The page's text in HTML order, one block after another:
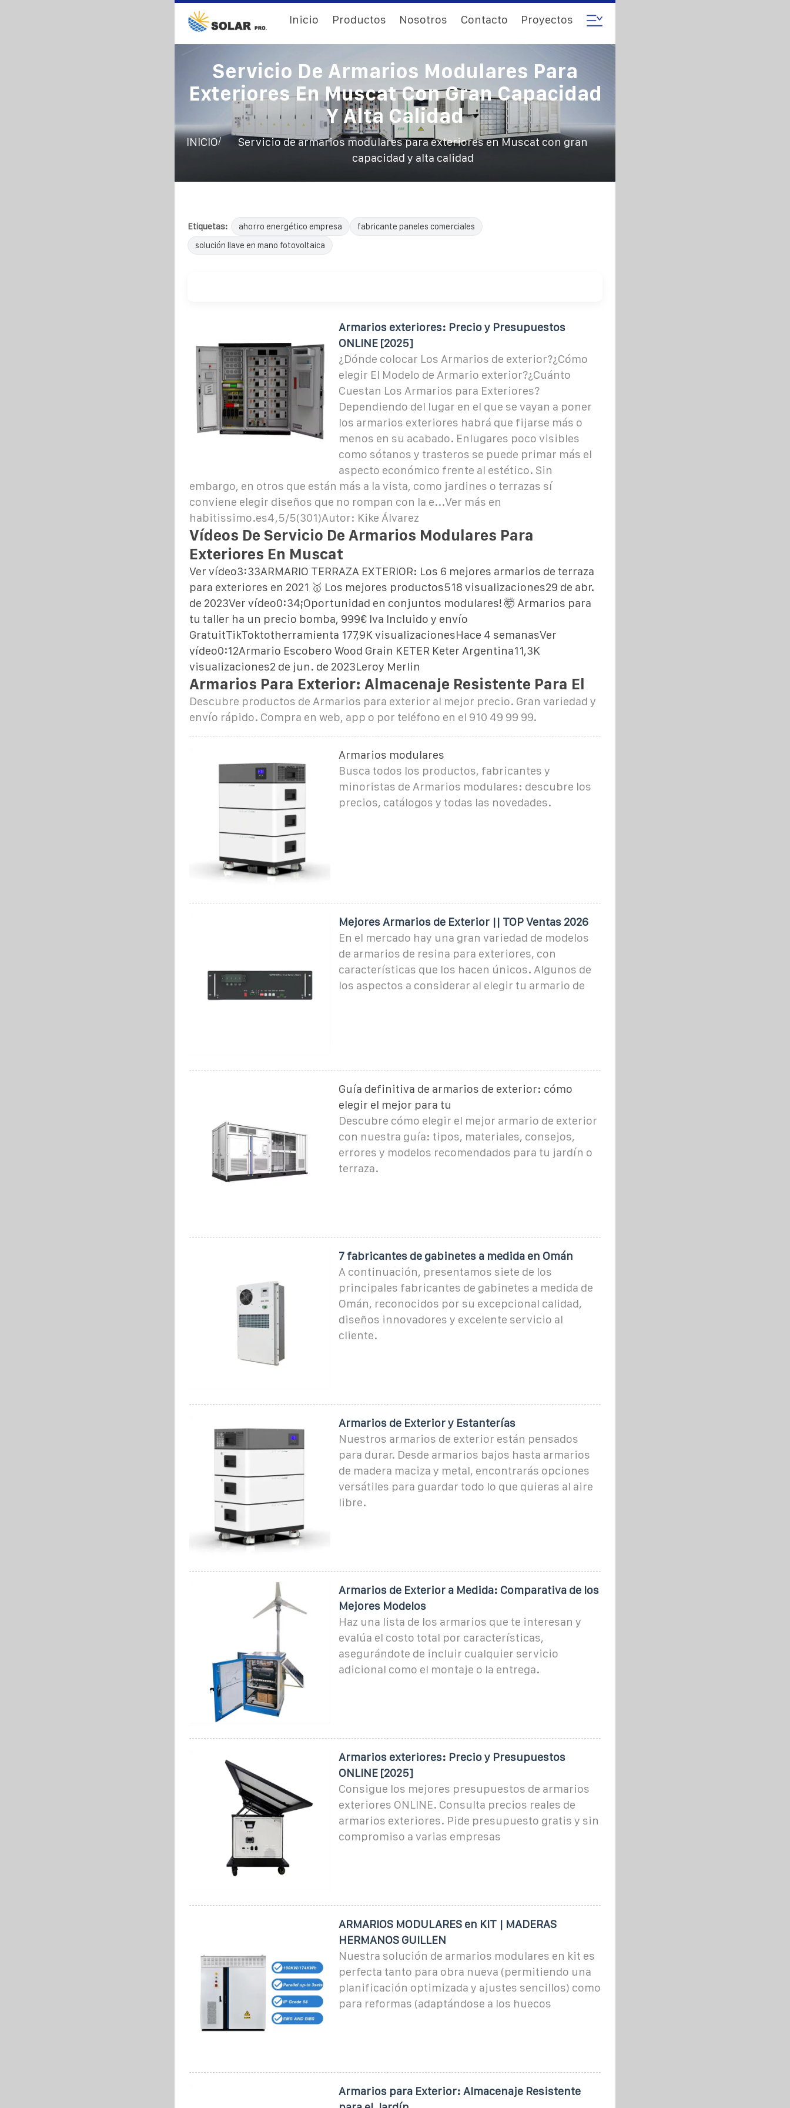
Inicio Productos Nosotros Contacto Proyectos
Servicio De Armarios Modulares Para
Exteriores En Muscat Con Gran Capacidad
Y Alta Calidad
INICIO/
Servicio de armarios modulares para exteriores en Muscat con gran
capacidad y alta calidad
Etiquetas: ahorro energético empresa
fabricante paneles comerciales
solución llave en mano fotovoltaica
Armarios exteriores: Precio y Presupuestos
ONLINE [2025]
¿Dónde colocar Los Armarios de exterior?¿Cómo
elegir El Modelo de Armario exterior?¿Cuánto
Cuestan Los Armarios para Exteriores?
Dependiendo del lugar en el que se vayan a poner
los armarios exteriores habrá que fijarse más o
menos en su acabado. Enlugares poco visibles
como sótanos y trasteros se puede primar más el
aspecto económico frente al estético. Sin
embargo, en otros que están más a la vista, como jardines o terrazas sí
conviene elegir diseños que no rompan con la e...Ver más en
habitissimo.es4,5/5(301)Autor: Kike Álvarez
Vídeos De Servicio De Armarios Modulares Para
Exteriores En Muscat
Ver vídeo3:33ARMARIO TERRAZA EXTERIOR: Los 6 mejores armarios de terraza
para exteriores en 2021 🥇 Los mejores productos518 visualizaciones29 de abr.
de 2023Ver vídeo0:34¡Oportunidad en conjuntos modulares! 🤯 Armarios para
tu taller ha un precio bomba, 999€ Iva Incluido y envío
GratuitTikToktotherramienta 177,9K visualizacionesHace 4 semanasVer
vídeo0:12Armario Escobero Wood Grain KETER Keter Argentina11,3K
visualizaciones2 de jun. de 2023Leroy Merlin
Armarios Para Exterior: Almacenaje Resistente Para El
Descubre productos de Armarios para exterior al mejor precio. Gran variedad y
envío rápido. Compra en web, app o por teléfono en el 910 49 99 99.
Armarios modulares
Busca todos los productos, fabricantes y
minoristas de Armarios modulares: descubre los
precios, catálogos y todas las novedades.
Mejores Armarios de Exterior || TOP Ventas 2026
En el mercado hay una gran variedad de modelos
de armarios de resina para exteriores, con
características que los hacen únicos. Algunos de
los aspectos a considerar al elegir tu armario de
Guía definitiva de armarios de exterior: cómo
elegir el mejor para tu
Descubre cómo elegir el mejor armario de exterior
con nuestra guía: tipos, materiales, consejos,
errores y modelos recomendados para tu jardín o
terraza.
7 fabricantes de gabinetes a medida en Omán
A continuación, presentamos siete de los
principales fabricantes de gabinetes a medida de
Omán, reconocidos por su excepcional calidad,
diseños innovadores y excelente servicio al
cliente.
Armarios de Exterior y Estanterías
Nuestros armarios de exterior están pensados
para durar. Desde armarios bajos hasta armarios
de madera maciza y metal, encontrarás opciones
versátiles para guardar todo lo que quieras al aire
libre.
Armarios de Exterior a Medida: Comparativa de los
Mejores Modelos
Haz una lista de los armarios que te interesan y
evalúa el costo total por características,
asegurándote de incluir cualquier servicio
adicional como el montaje o la entrega.
Armarios exteriores: Precio y Presupuestos
ONLINE [2025]
Consigue los mejores presupuestos de armarios
exteriores ONLINE. Consulta precios reales de
armarios exteriores. Pide presupuesto gratis y sin
compromiso a varias empresas
ARMARIOS MODULARES en KIT | MADERAS
HERMANOS GUILLEN
Nuestra solución de armarios modulares en kit es
perfecta tanto para obra nueva (permitiendo una
planificación optimizada y ajustes sencillos) como
para reformas (adaptándose a los huecos
Armarios para Exterior: Almacenaje Resistente